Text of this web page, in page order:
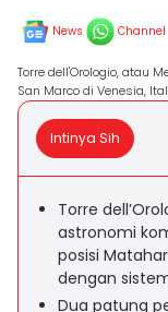
News Channel
Torre dell'Orologio, atau
San Marco di Venesia,
Intinya Sih
Torre
astronomi
posisi
dengan
Dua patung